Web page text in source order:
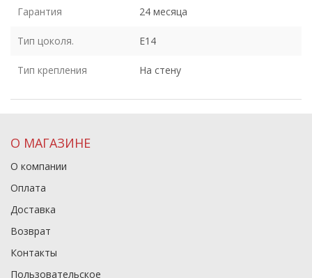
Гарантия 24 месяца
Тип цоколя. E14
Тип крепления На стену
О МАГАЗИНЕ
О компании
Оплата
Доставка
Возврат
Контакты
Пользовательское